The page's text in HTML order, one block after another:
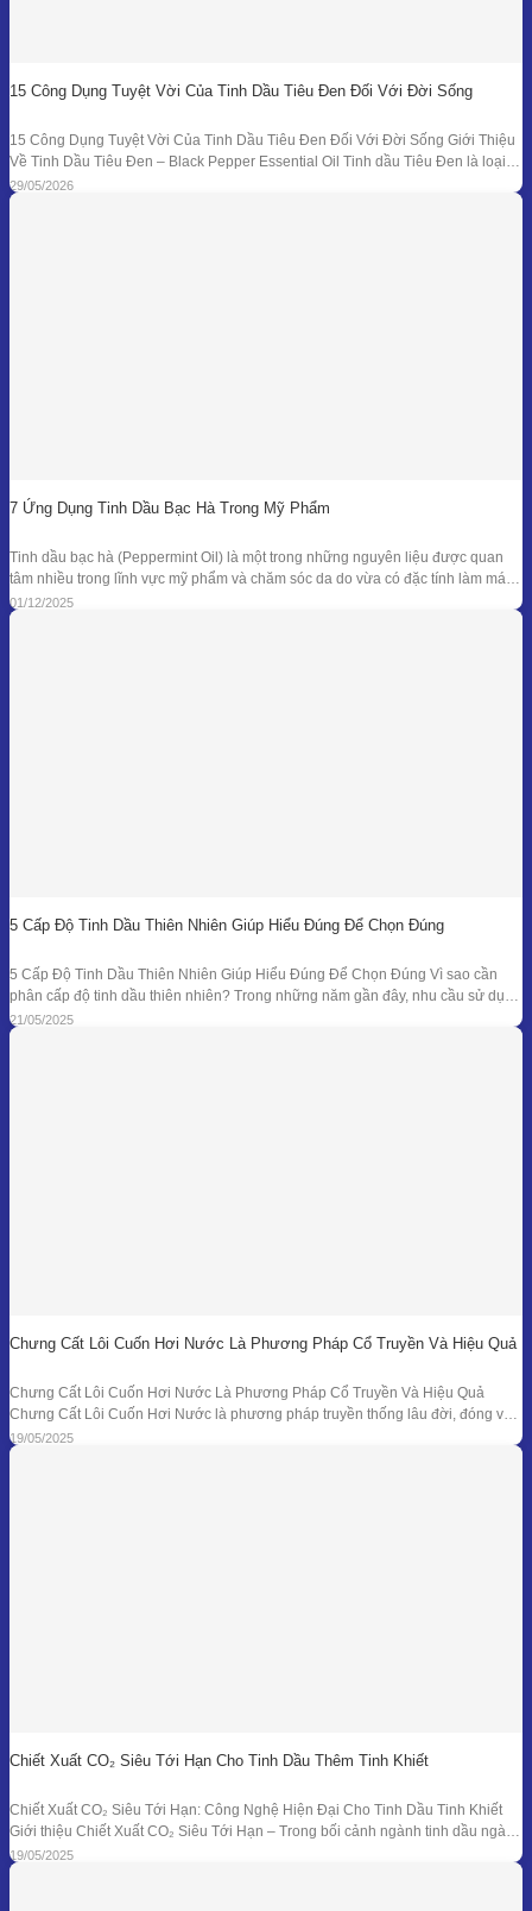
15 Công Dụng Tuyệt Vời Của Tinh Dầu Tiêu Đen Đối Với Đời Sống
15 Công Dụng Tuyệt Vời Của Tinh Dầu Tiêu Đen Đối Với Đời Sống Giới Thiệu
Về Tinh Dầu Tiêu Đen – Black Pepper Essential Oil Tinh dầu Tiêu Đen là loại
tinh dầu thiên nhiên được chiết xuất từ quả của cây Tiêu Đen (Piper nigrum)
bằng phương pháp chưng cất hơi nước. Đây là
29/05/2026
7 Ứng Dụng Tinh Dầu Bạc Hà Trong Mỹ Phẩm
Tinh dầu bạc hà (Peppermint Oil) là một trong những nguyên liệu được quan
tâm nhiều trong lĩnh vực mỹ phẩm và chăm sóc da do vừa có đặc tính làm mát
đặc trưng, vừa sở hữu phổ kháng khuẩn và khử mùi tự nhiên đã được ghi nhận
trong nhiều nghiên cứu. Giá trị
01/12/2025
5 Cấp Độ Tinh Dầu Thiên Nhiên Giúp Hiểu Đúng Để Chọn Đúng
5 Cấp Độ Tinh Dầu Thiên Nhiên Giúp Hiểu Đúng Để Chọn Đúng Vì sao cần
phân cấp độ tinh dầu thiên nhiên? Trong những năm gần đây, nhu cầu sử dụng
tinh dầu thiên nhiên ngày càng gia tăng trong các lĩnh vực như chăm sóc sức
khỏe, mỹ phẩm, liệu pháp hương thơm,
21/05/2025
Chưng Cất Lôi Cuốn Hơi Nước Là Phương Pháp Cổ Truyền Và Hiệu Quả
Chưng Cất Lôi Cuốn Hơi Nước Là Phương Pháp Cổ Truyền Và Hiệu Quả
Chưng Cất Lôi Cuốn Hơi Nước là phương pháp truyền thống lâu đời, đóng vai
trò nền tảng trong ngành chiết xuất tinh dầu thiên nhiên. Từ những nồi đồng thủ
công ở các làng nghề cho đến hệ thống chưng
19/05/2025
Chiết Xuất CO₂ Siêu Tới Hạn Cho Tinh Dầu Thêm Tinh Khiết
Chiết Xuất CO₂ Siêu Tới Hạn: Công Nghệ Hiện Đại Cho Tinh Dầu Tinh Khiết
Giới thiệu Chiết Xuất CO₂ Siêu Tới Hạn – Trong bối cảnh ngành tinh dầu ngày
càng đồi hỏi cao về độ tinh khiết, tính an toàn và hiệu quả sinh học, phương
pháp chiết xuất bằng CO₂ siêu tới
19/05/2025